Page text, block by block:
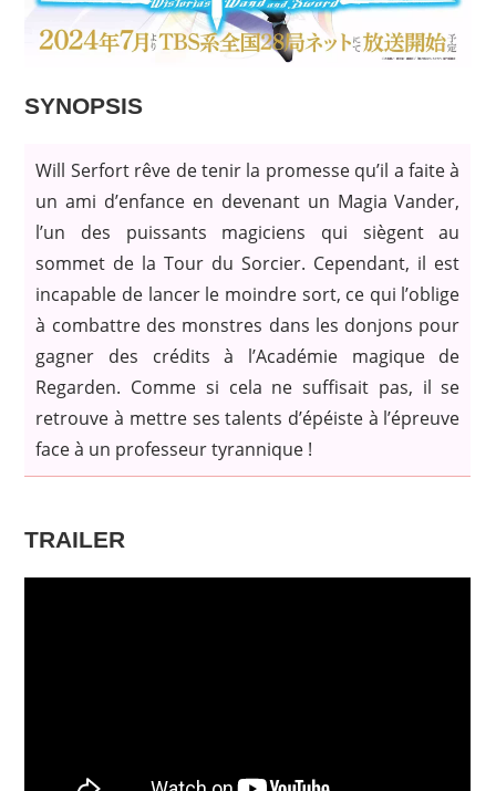
SYNOPSIS
Will Serfort rêve de tenir la promesse qu’il a faite à
un ami d’enfance en devenant un Magia Vander,
l’un des puissants magiciens qui siègent au
sommet de la Tour du Sorcier. Cependant, il est
incapable de lancer le moindre sort, ce qui l’oblige
à combattre des monstres dans les donjons pour
gagner des crédits à l’Académie magique de
Regarden. Comme si cela ne suffisait pas, il se
retrouve à mettre ses talents d’épéiste à l’épreuve
face à un professeur tyrannique !
TRAILER